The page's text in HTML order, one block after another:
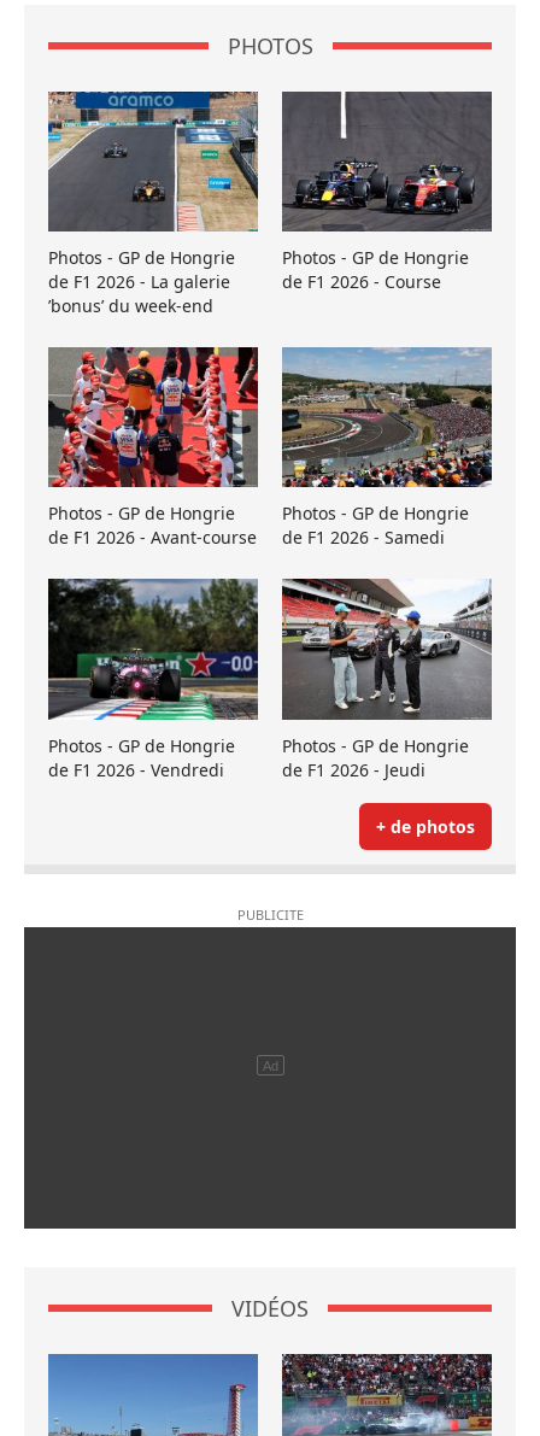
PHOTOS
Photos - GP de Hongrie
de F1 2026 - La galerie
’bonus’ du week-end
Photos - GP de Hongrie
de F1 2026 - Course
Photos - GP de Hongrie
de F1 2026 - Avant-course
Photos - GP de Hongrie
de F1 2026 - Samedi
Photos - GP de Hongrie
de F1 2026 - Vendredi
Photos - GP de Hongrie
de F1 2026 - Jeudi
+ de photos
VIDÉOS